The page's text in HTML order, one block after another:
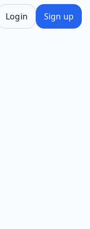
Login Sign up
content on the